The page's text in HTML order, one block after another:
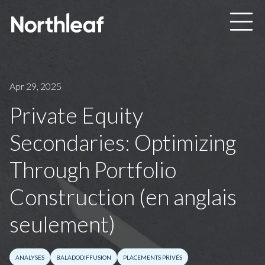
Apr 29, 2025
Private Equity
Secondaries: Optimizing
Through Portfolio
Construction (en anglais
seulement)
ANALYSES BALADODIFFUSION PLACEMENTS PRIVÉS